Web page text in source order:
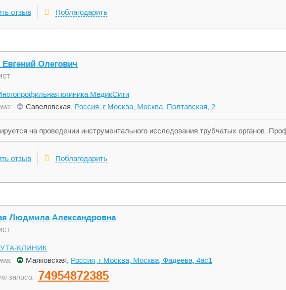
с помощью современных коминированных методов различных
электрокоагуляция, клипирование. Оперативное удаление доброкачественных
отзыв Поблагодарить
Евгений Олегович
клиника МедикСити
Савеловская, Россия, г Москва, Москва, Полтавская, 2
на проведении инструментального исследования трубчатых органов.
органов дыхания и малого таза. Доктор Кузнецов Евгений Олегович
ассоциации, а также общества эндоскопистов пищеварительной
по теме – «Избранные вопросы эндоскопии».
отзыв Поблагодарить
Людмила Александровна
КЛИНИК
Маяковская, Россия, г Москва, Москва, Фадеева, 4ас1
записи: 74954872385